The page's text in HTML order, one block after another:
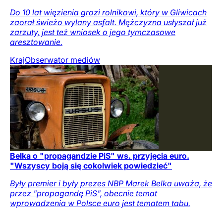
Do 10 lat więzienia grozi rolnikowi, który w Gliwicach
zaorał świeżo wylany asfalt. Mężczyzna usłyszał już
zarzuty, jest też wniosek o jego tymczasowe
aresztowanie.
KrajObserwator mediów
Belka o "propagandzie PiS" ws. przyjęcia euro.
"Wszyscy boją się cokolwiek powiedzieć"
Były premier i były prezes NBP Marek Belka uważa, że
przez "propagandę PiS", obecnie temat
wprowadzenia w Polsce euro jest tematem tabu.